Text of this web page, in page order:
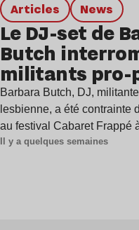
Articles news
Le DJ-set de
Butch
militants pro-
à Grenoble
Barbara Butch, DJ,
lesbienne, a été contrainte
au festival Cabaret Frappé
Il y a quelques semaines